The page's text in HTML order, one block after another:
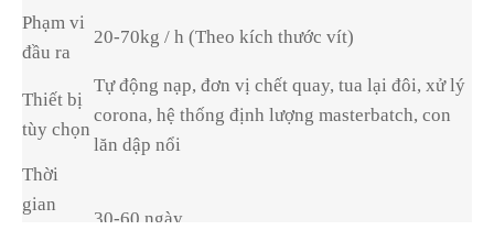
Phạm vi
đầu ra
20-70kg / h (Theo kích thước vít)
Thiết bị
tùy chọn
Tự động nạp, đơn vị chết quay, tua lại đôi, xử lý
corona, hệ thống định lượng masterbatch, con
lăn dập nổi
Thời
gian
30-60 ngày